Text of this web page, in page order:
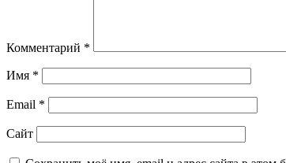
Комментарий *
Имя *
Email *
Сайт